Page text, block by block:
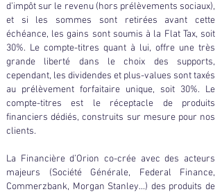
d’impôt sur le revenu (hors prélèvements sociaux),
et si les sommes sont retirées avant cette
échéance, les gains sont soumis à la Flat Tax, soit
30%. Le compte-titres quant à lui, offre une très
grande liberté dans le choix des supports,
cependant, les dividendes et plus-values sont taxés
au prélèvement forfaitaire unique, soit 30%. Le
compte-titres est le réceptacle de produits
financiers dédiés, construits sur mesure pour nos
clients.
La Financière d’Orion co-crée avec des acteurs
majeurs (Société Générale, Federal Finance,
Commerzbank, Morgan Stanley...) des produits de